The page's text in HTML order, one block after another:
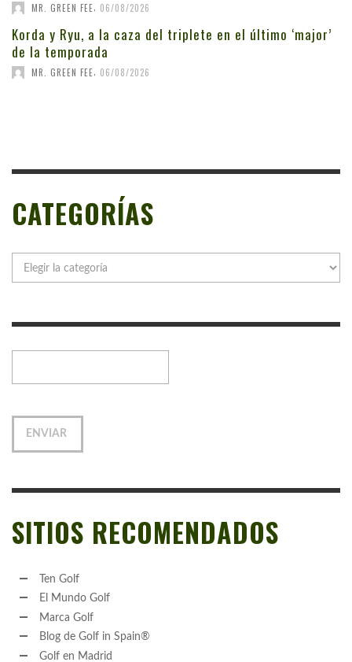
MR. GREEN FEE 06/08/2026
Korda y Ryu, a la caza del triplete en el último ‘major’
de la temporada
MR. GREEN FEE 06/08/2026
CATEGORÍAS
SITIOS RECOMENDADOS
Ten Golf
El Mundo Golf
Marca Golf
Blog de Golf in Spain®
Golf en Madrid